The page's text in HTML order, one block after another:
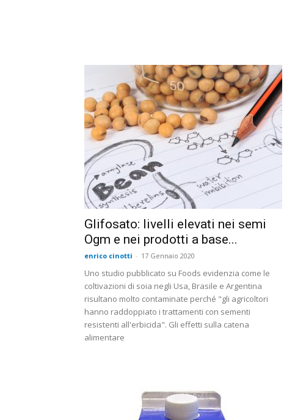
Glifosato: livelli elevati nei semi
Ogm e nei prodotti a base...
enrico cinotti - 17 Gennaio 2020
Uno studio pubblicato su Foods evidenzia come le
coltivazioni di soia negli Usa, Brasile e Argentina
risultano molto contaminate perché "gli agricoltori
hanno raddoppiato i trattamenti con sementi
resistenti all'erbicida". Gli effetti sulla catena
alimentare